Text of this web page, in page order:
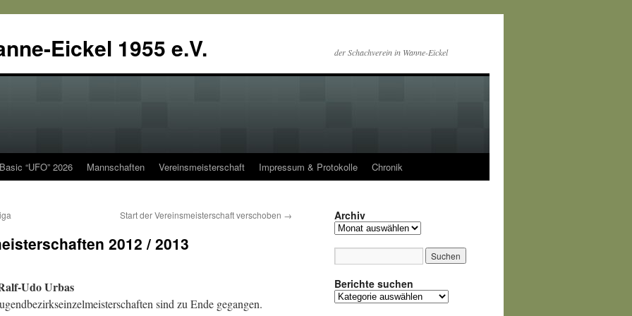
Eickel 1955 e.V. der Schachverein in Wanne-Eickel
“UFO” 2026 Mannschaften Vereinsmeisterschaft Impressum & Protokolle Chronik
Start der Vereinsmeisterschaft verschoben →
2012 / 2013
Udo Urbas
sind zu Ende gegangen.
Archiv
Archiv
Berichte suchen
Berichte